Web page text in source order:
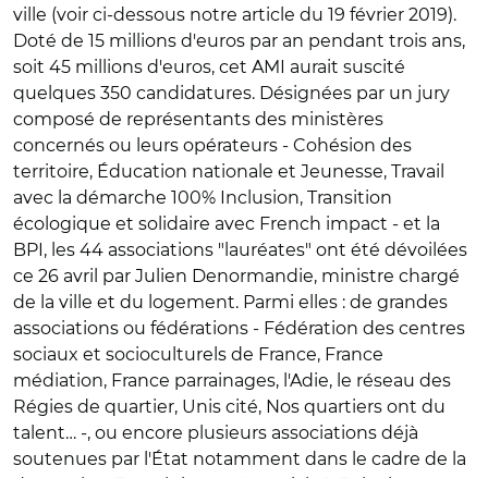
ville (voir ci-dessous notre article du 19 février 2019).
Doté de 15 millions d'euros par an pendant trois ans,
soit 45 millions d'euros, cet AMI aurait suscité
quelques 350 candidatures. Désignées par un jury
composé de représentants des ministères
concernés ou leurs opérateurs - Cohésion des
territoire, Éducation nationale et Jeunesse, Travail
avec la démarche 100% Inclusion, Transition
écologique et solidaire avec French impact - et la
BPI, les 44 associations "lauréates" ont été dévoilées
ce 26 avril par Julien Denormandie, ministre chargé
de la ville et du logement. Parmi elles : de grandes
associations ou fédérations - Fédération des centres
sociaux et socioculturels de France, France
médiation, France parrainages, l'Adie, le réseau des
Régies de quartier, Unis cité, Nos quartiers ont du
talent… -, ou encore plusieurs associations déjà
soutenues par l'État notamment dans le cadre de la